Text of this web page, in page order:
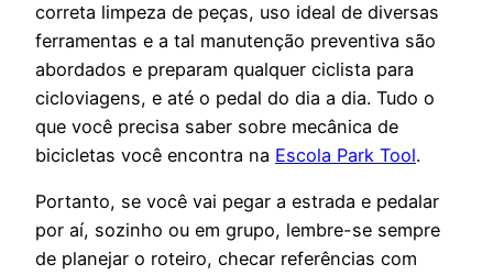
correta limpeza de peças, uso ideal de diversas
ferramentas e a tal manutenção preventiva são
abordados e preparam qualquer ciclista para
cicloviagens, e até o pedal do dia a dia. Tudo o
que você precisa saber sobre mecânica de
bicicletas você encontra na Escola Park Tool.
Portanto, se você vai pegar a estrada e pedalar
por aí, sozinho ou em grupo, lembre-se sempre
de planejar o roteiro, checar referências com